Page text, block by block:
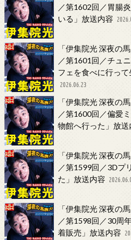
／第1602回／胃腸
いる」放送内容
「伊集院光 深夜の
／第1601回／チュ
フェを食べに行っ
2026.06.23
「伊集院光 深夜の
／第1600回／偏愛
物館へ行った」放送
「伊集院光 深夜の
／第1599回／3Dプ
た」放送内容
「伊集院光 深夜の
／第1598回／30周
着販売」放送内容